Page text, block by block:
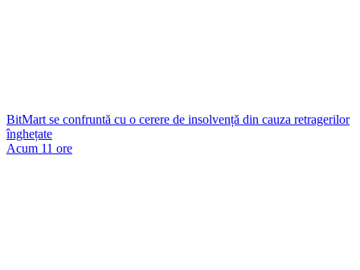
BitMart se confruntă cu o cerere de insolvență din cauza retragerilor
înghețate
Acum 11 ore